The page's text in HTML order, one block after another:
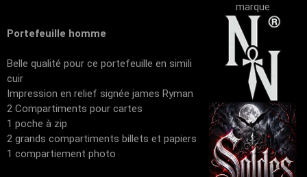
marque
Portefeuille homme
Belle qualité pour ce portefeuille en simili
cuir
Impression en relief signée james Ryman
2 Compartiments pour cartes
1 poche à zip
2 grands compartiments billets et papiers
1 compartiement photo